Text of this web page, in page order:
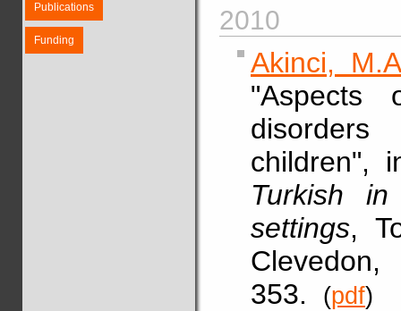
Publications
Funding
2010
Akinci,
"Aspects
children",
Turkish in
settings,
353.
(pdf)